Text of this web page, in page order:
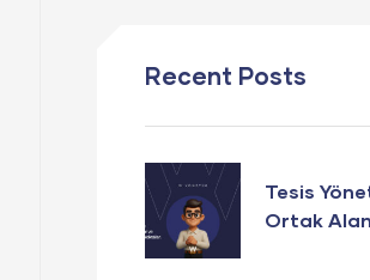
Recent Posts
Tesis
Ortak